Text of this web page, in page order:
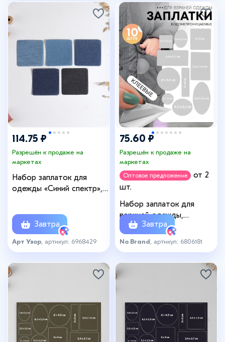
114.75 ₽
Разрешён к продаже на
маркетах
Набор заплаток для
одежды «Синий спектр»,
Завтра
Арт Узор , артикул: 6968429
75.60 ₽
Разрешён к продаже на
маркетах
Оптовое предложение
от 2
шт.
Набор заплаток для
верхней одежды,
клеевые, лист 10×18 см,
10 шт., цвет светло-серый
Завтра
No Brand , артикул: 6806181